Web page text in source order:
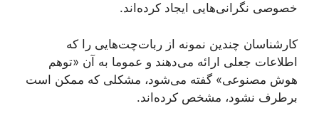
خصوصی نگرانی‌هایی ایجاد کرده‌اند.
کارشناسان چندین نمونه از ربات‌چت‌هایی را که
اطلاعات جعلی ارائه می‌دهند و عموما به آن «توهم
هوش مصنوعی» گفته می‌شود، مشکلی که ممکن است
برطرف نشود، مشخص کرده‌اند.